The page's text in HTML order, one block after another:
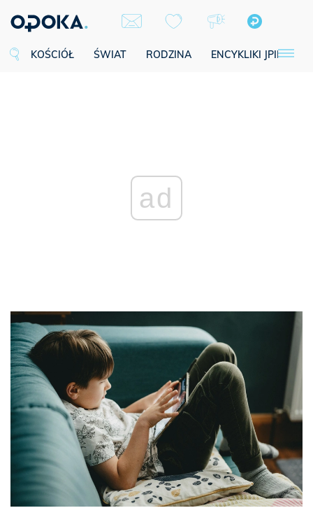
KOŚCIÓŁ ŚWIAT RODZINA ENCYKLIKI JPII
ad